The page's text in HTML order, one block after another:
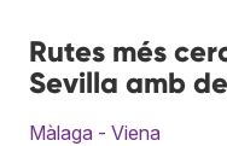
Rutes més
Sevilla amb
Màlaga - Viena